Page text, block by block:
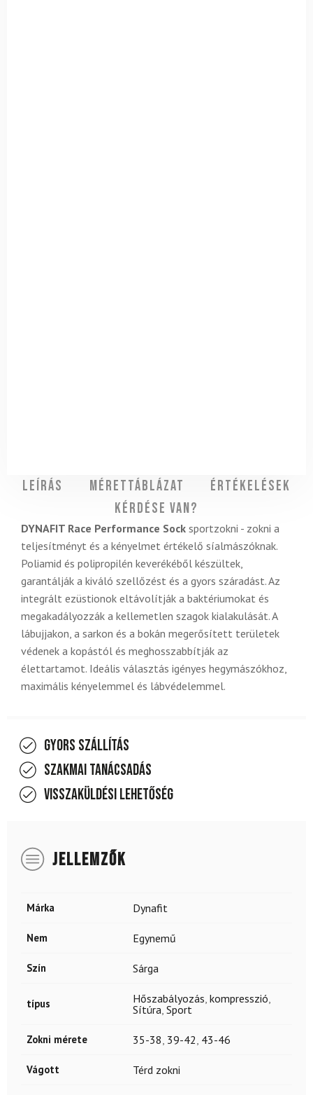
Leírás Mérettáblázat
Értékelések
Kérdése van?
DYNAFIT Race Performance Sock sportzokni - zokni a
teljesítményt és a kényelmet értékelő síalmászóknak.
Poliamid és polipropilén keverékéből készültek,
garantálják a kiváló szellőzést és a gyors száradást. Az
integrált ezüstionok eltávolítják a baktériumokat és
megakadályozzák a kellemetlen szagok kialakulását. A
lábujjakon, a sarkon és a bokán megerősített területek
védenek a kopástól és meghosszabbítják az
élettartamot. Ideális választás igényes hegymászókhoz,
maximális kényelemmel és lábvédelemmel.
Gyors szállítás
Szakmai tanácsadás
Visszaküldési lehetőség
JELLEMZŐK
Márka Dynafit
Nem Egynemű
Szín Sárga
típus Hőszabályozás, kompresszió,
Sítúra, Sport
Zokni mérete 35-38, 39-42, 43-46
Vágott Térd zokni